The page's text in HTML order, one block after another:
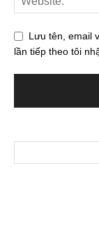
Lưu tên, email
lần tiếp theo tôi